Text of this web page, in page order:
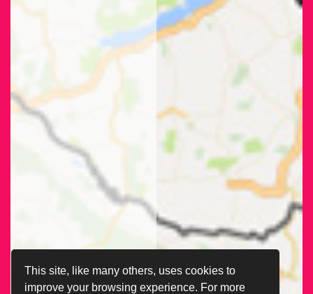
This site, like many others, uses cookies to
improve your browsing experience. For more